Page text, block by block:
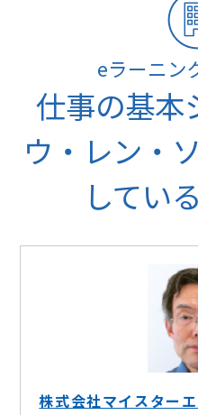
eラーニン
仕事の基本
ウ・レン・
してい
株式会社マイスター